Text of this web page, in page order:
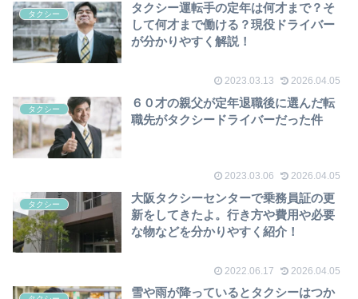
タクシー
タクシー運転手の定年は何才まで？そ
して何才まで働ける？現役ドライバー
が分かりやすく解説！
2023.03.13 2026.04.05
タクシー
６０才の親父が定年退職後に選んだ転
職先がタクシードライバーだった件
2023.03.06 2026.04.05
タクシー
大阪タクシーセンターで乗務員証の更
新をしてきたよ。行き方や費用や必要
な物などを分かりやすく紹介！
2022.06.17 2026.04.05
雪や雨が降っているとタクシーはつか